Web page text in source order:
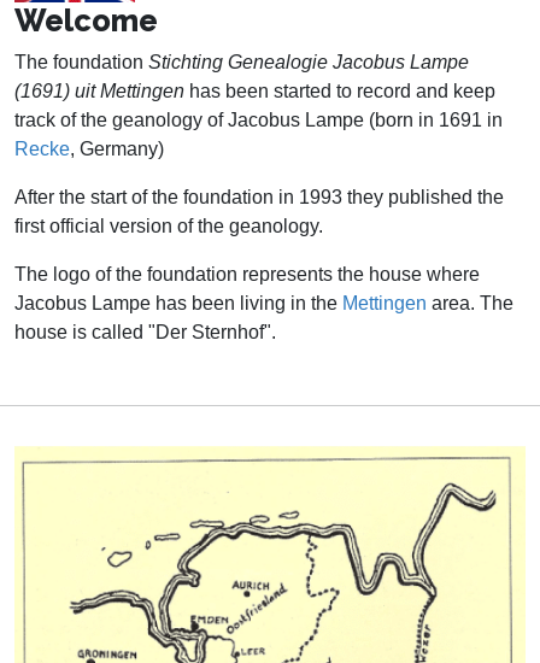
Welcome
The foundation Stichting Genealogie Jacobus Lampe
(1691) uit Mettingen has been started to record and keep
track of the geanology of Jacobus Lampe (born in 1691 in
Recke, Germany)
After the start of the foundation in 1993 they published the
first official version of the geanology.
The logo of the foundation represents the house where
Jacobus Lampe has been living in the Mettingen area. The
house is called "Der Sternhof".